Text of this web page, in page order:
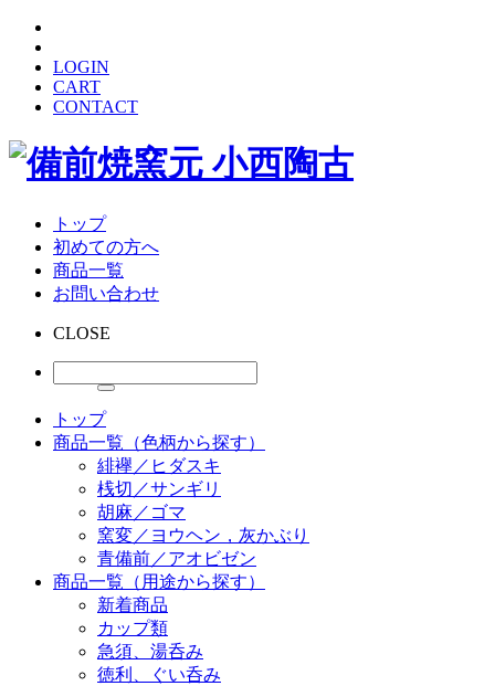
LOGIN
CART
CONTACT
トップ
初めての方へ
商品一覧
お問い合わせ
CLOSE
トップ
商品一覧（色柄から探す）
緋襷／ヒダスキ
桟切／サンギリ
胡麻／ゴマ
窯変／ヨウヘン，灰かぶり
青備前／アオビゼン
商品一覧（用途から探す）
新着商品
カップ類
急須、湯呑み
徳利、ぐい呑み